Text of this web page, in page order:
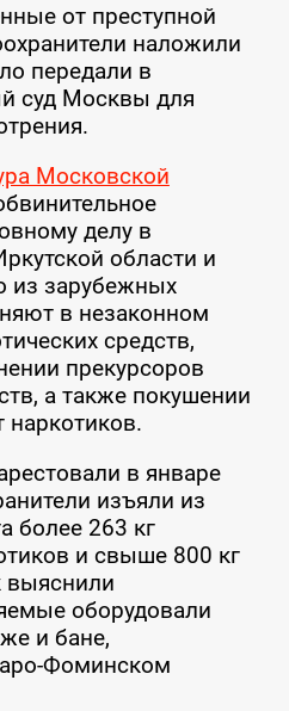
от преступной
наложили
передали в
суд Москвы для
Московской
делу в
области и
из зарубежных
в незаконном
средств,
прекурсоров
а также покушении
в январе
изъяли из
более 263 кг
и свыше 800 кг
выяснили
оборудовали
и бане,
Фоминском